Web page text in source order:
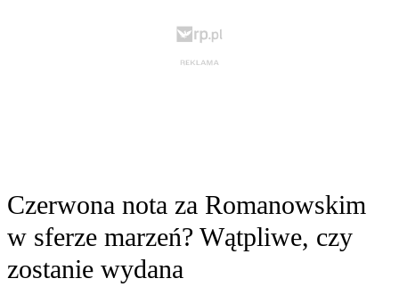
Czerwona nota za Romanowskim
w sferze marzeń? Wątpliwe, czy
zostanie wydana